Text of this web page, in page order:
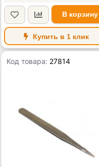
В корзину
Купить в 1 клик
Код товара: 27814